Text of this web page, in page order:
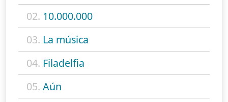
02. 10.000.000
03. La música
04. Filadelfia
05. Aún